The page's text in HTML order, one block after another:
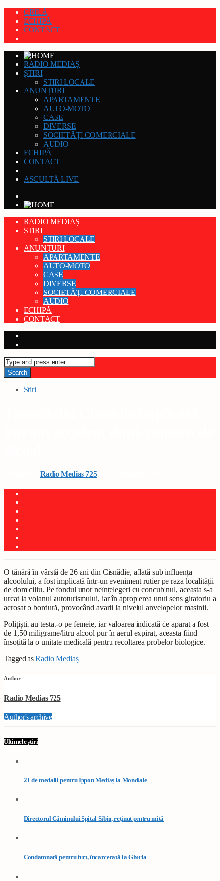
GRILĂ
ECHIPĂ
CONTACT
RADIO MEDIAȘ
ȘTIRI
STIRI LOCALE
ANUNȚURI
APARTAMENTE
AUTO-MOTO
CASE
DIVERSE
SOCIETĂȚI COMERCIALE
AUDIO
ECHIPĂ
CONTACT
ASCULTĂ LIVE
RADIO MEDIAȘ
ȘTIRI
STIRI LOCALE
ANUNȚURI
APARTAMENTE
AUTO-MOTO
CASE
DIVERSE
SOCIETĂȚI COMERCIALE
AUDIO
ECHIPĂ
CONTACT
Stiri
Radio Medias 725on 14 octombrie 2025
O tânără în vârstă de 26 ani din Cisnădie, aflată sub influența
alcoolului, a fost implicată într-un eveniment rutier pe raza localității
de domiciliu. Pe fondul unor neînțelegeri cu concubinul, aceasta s-a
urcat la volanul autoturismului, iar în apropierea unui sens giratoriu a
acroșat o bordură, provocând avarii la nivelul anvelopelor mașinii.
Polițiștii au testat-o pe femeie, iar valoarea indicată de aparat a fost
de 1,50 miligrame/litru alcool pur în aerul expirat, aceasta fiind
însoțită la o unitate medicală pentru recoltarea probelor biologice.
Tagged asRadio Mediaș
Author
Radio Medias 725
Author's archive
Ultimele știri
21 de medalii pentru Ippon Mediaș la Mondiale
Directorul Căminului Spital Sibiu, reținut pentru mită
Condamnată pentru furt, încarcerată la Gherla